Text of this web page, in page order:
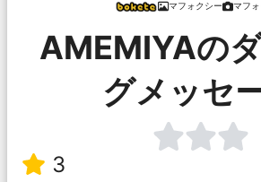
マフォクシー マフ
AMEMIYAの
グメッセ
3